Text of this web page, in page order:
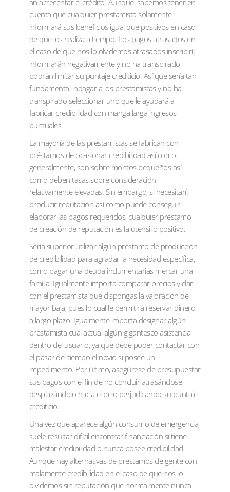
an acrecentar el crédito. Aunque, sabemos tener en
cuenta que cualquier prestamista solamente
informará sus beneficios igual que positivos en caso
de que los realiza a tiempo. Los pagos atrasados ​​en
el caso de que nos lo olvidemos atrasados ​​inscribirí¡
informarán negativamente y no ha transpirado
podrán limitar su puntaje crediticio. Así que serí­a tan
fundamental indagar a los prestamistas y no ha
transpirado seleccionar uno que le ayudará a
fabricar credibilidad con manga larga ingresos
puntuales.
La mayoría de las prestamistas se fabrican con
préstamos de ocasionar credibilidad así­ como,
generalmente, son sobre montos pequeños así­
como deben tasas sobre consideración
relativamente elevadas. Sin embargo, si necesitarí¡
producir reputación así­ como puede conseguir
elaborar las pagos requeridos, cualquier préstamo
de creación de reputación es la utensilio positivo.
Serí­a superior utilizar algún préstamo de producción
de credibilidad para agradar la necesidad específica,
como pagar una deuda indumentarias mercar una
familia. Igualmente importa comparar precios y dar
con el prestamista que dispongas la valoración de
mayor baja, pues lo cual le permitirá reservar dinero
a largo plazo. Igualmente importa designar algún
prestamista cual actual algún gigantesco asistencia
dentro del usuario, ya que debe poder contactar con
el pasar del tiempo el novio si posee un
impedimento. Por último, asegúrese de presupuestar
sus pagos con el fin de no concluir atrasándose
desplazándolo hacia el pelo perjudicando su puntaje
crediticio.
Una vez que aparece algún consumo de emergencia,
suele resultar difícil encontrar financiación si tiene
malestar credibilidad o nunca posee credibilidad.
Aunque hay alternativas de préstamos de gente con
malamente credibilidad en el caso de que nos lo
olvidemos sin reputación que normalmente nunca